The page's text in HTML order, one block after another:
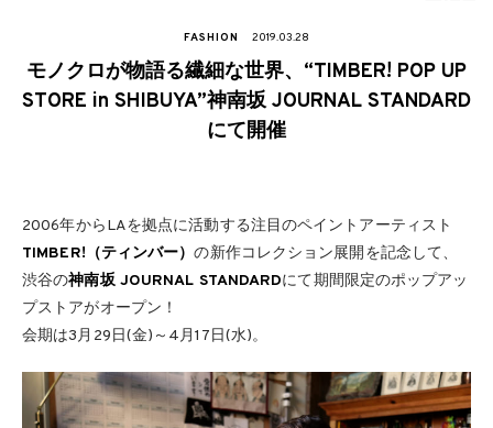
FASHION 2019.03.28
モノクロが物語る繊細な世界、“TIMBER! POP UP
STORE in SHIBUYA”神南坂 JOURNAL STANDARD
にて開催
2006年からLAを拠点に活動する注目のペイントアーティスト
TIMBER!（ティンバー）の新作コレクション展開を記念して、
渋谷の神南坂 JOURNAL STANDARDにて期間限定のポップアッ
プストアがオープン！
会期は3月29日(金)～4月17日(水)。